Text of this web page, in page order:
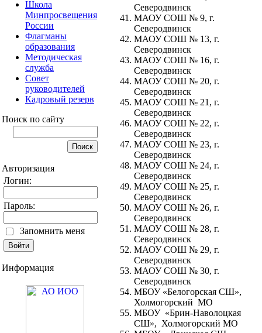
Школа
Минпросвещения
России
Флагманы
образования
Методическая
служба
Совет
руководителей
Кадровый резерв
Поиск по сайту
Авторизация
Логин:
Пароль:
Запомнить меня
Информация
Северодвинск
МАОУ СОШ № 9, г.
Северодвинск
МАОУ СОШ № 13, г.
Северодвинск
МАОУ СОШ № 16, г.
Северодвинск
МАОУ СОШ № 20, г.
Северодвинск
МАОУ СОШ № 21, г.
Северодвинск
МАОУ СОШ № 22, г.
Северодвинск
МАОУ СОШ № 23, г.
Северодвинск
МАОУ СОШ № 24, г.
Северодвинск
МАОУ СОШ № 25, г.
Северодвинск
МАОУ СОШ № 26, г.
Северодвинск
МАОУ СОШ № 28, г.
Северодвинск
МАОУ СОШ № 29, г.
Северодвинск
МАОУ СОШ № 30, г.
Северодвинск
МБОУ «Белогорская СШ»,
Холмогорский МО
МБОУ «Брин-Наволоцкая
СШ», Холмогорский МО